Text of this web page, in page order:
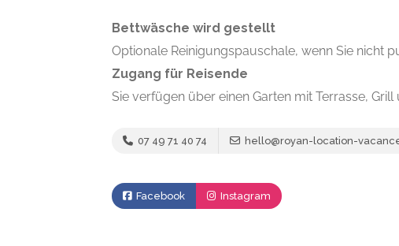
Bettwäsche wird gestellt
Optionale Reinigungspauschale, wenn Sie nicht
Zugang für Reisende
Sie verfügen über einen Garten mit Terrasse, Grill
07 49 71 40 74 hello@royan-location-
Facebook Instagram